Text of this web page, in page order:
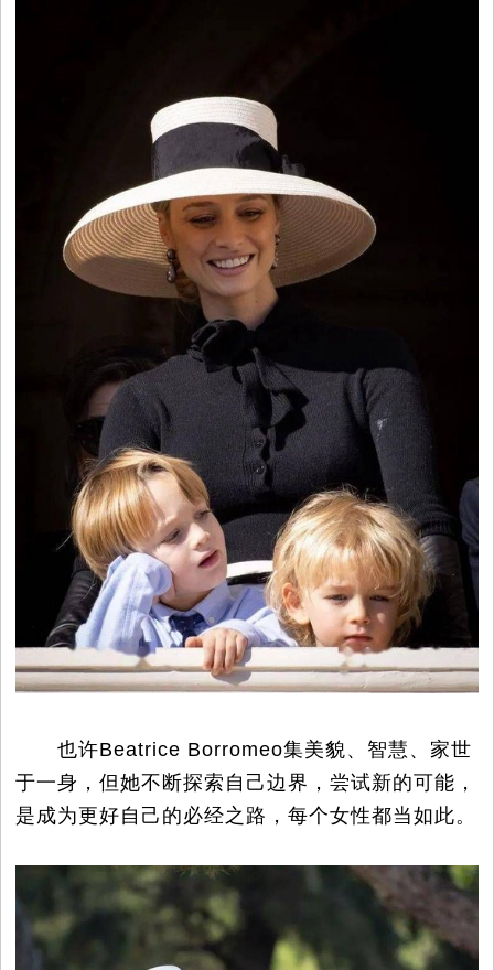
也许Beatrice Borromeo集美貌、智慧、家世
于一身，但她不断探索自己边界，尝试新的可能，
是成为更好自己的必经之路，每个女性都当如此。